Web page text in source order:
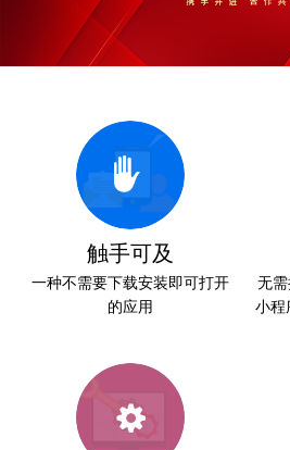
触手可及
一种不需要下载安装即可打开
的应用
无
小程